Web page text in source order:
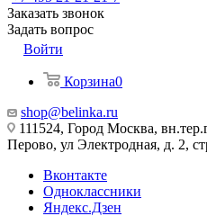
Заказать звонок
Задать вопрос
Войти
Корзина0
shop@belinka.ru
111524, Город Москва,
Перово, ул Электродная, д. 2,
Вконтакте
Одноклассники
Яндекс.Дзен